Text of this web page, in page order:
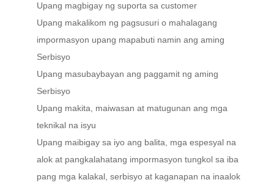
Upang magbigay ng suporta sa customer
Upang makalikom ng pagsusuri o mahalagang
impormasyon upang mapabuti namin ang aming
Serbisyo
Upang masubaybayan ang paggamit ng aming
Serbisyo
Upang makita, maiwasan at matugunan ang mga
teknikal na isyu
Upang maibigay sa iyo ang balita, mga espesyal na
alok at pangkalahatang impormasyon tungkol sa iba
pang mga kalakal, serbisyo at kaganapan na inaalok